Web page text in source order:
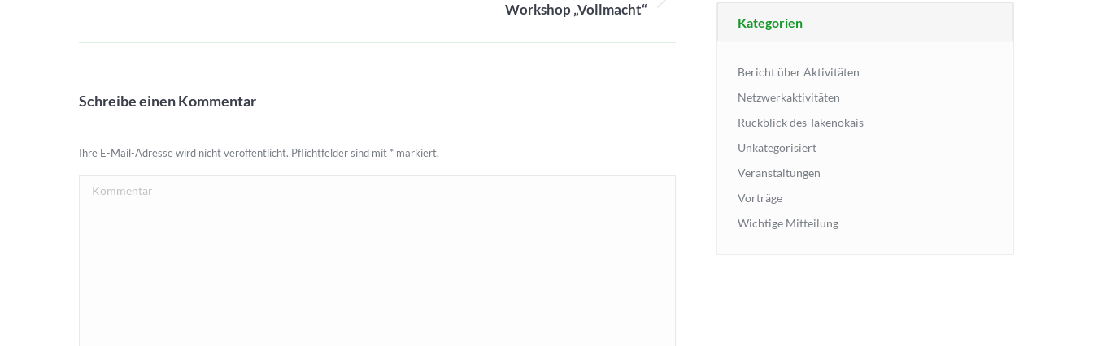
Workshop „Vollmacht“
Schreibe einen Kommentar
Ihre E-Mail-Adresse wird nicht veröffentlicht. Pflichtfelder sind mit * markiert.
Kommentar
Kategorien
Bericht über Aktivitäten
Netzwerkaktivitäten
Rückblick des Takenokais
Unkategorisiert
Veranstaltungen
Vorträge
Wichtige Mitteilung